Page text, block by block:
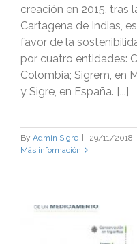
creación en 2015, tras
Cartagena de Indias,
favor de la
por cuatro entidades:
Colombia; Sigrem, en
y Sigre, en España. [...]
By Admin Sigre | 29/11/2018
Más información